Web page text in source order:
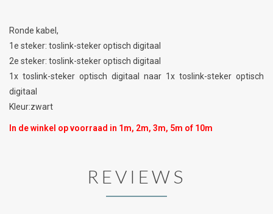
Ronde kabel,
1e steker: toslink-steker optisch digitaal
2e steker: toslink-steker optisch digitaal
1x toslink-steker optisch digitaal naar 1x toslink-steker optisch
digitaal
Kleur:zwart
In de winkel op voorraad in 1m, 2m, 3m, 5m of 10m
REVIEWS